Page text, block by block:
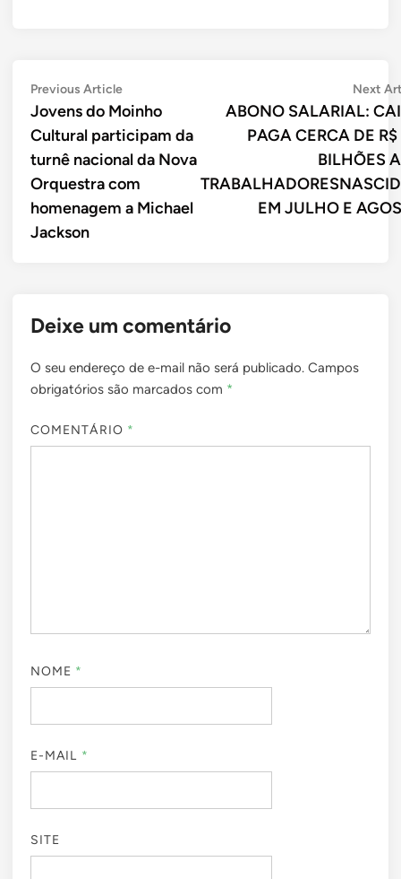
Navegação
de
Post
Previous ArticlePrevious
article:
Jovens do Moinho
Cultural participam da
turnê nacional da Nova
Orquestra com
homenagem a Michael
Jackson
Next
ABONO SALARIAL:
PAGA CERCA DE
BILHÕES
EM JULHO E
Deixe um comentário
O seu endereço de e-mail não será publicado. Campos
obrigatórios são marcados com *
COMENTÁRIO *
NOME *
E-MAIL *
SITE